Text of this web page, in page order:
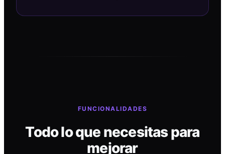
FUNCIONALIDADES
Todo lo que necesitas para
mejorar